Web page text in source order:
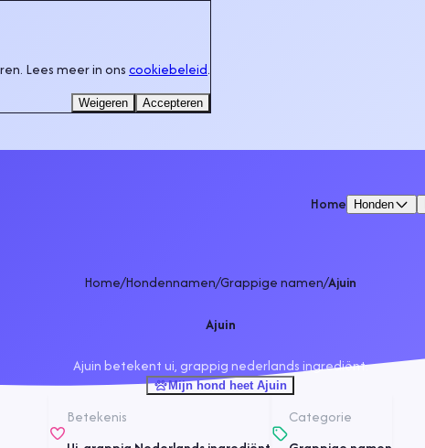
Home Honden
Home/Hondennamen/Grappige namen/Ajuin
Ajuin
Ajuin betekent ui, grappig nederlands ingrediënt.
Mijn hond heet Ajuin
Betekenis
Categorie
Lees meer in onscookiebeleid.
Weigeren Accepteren